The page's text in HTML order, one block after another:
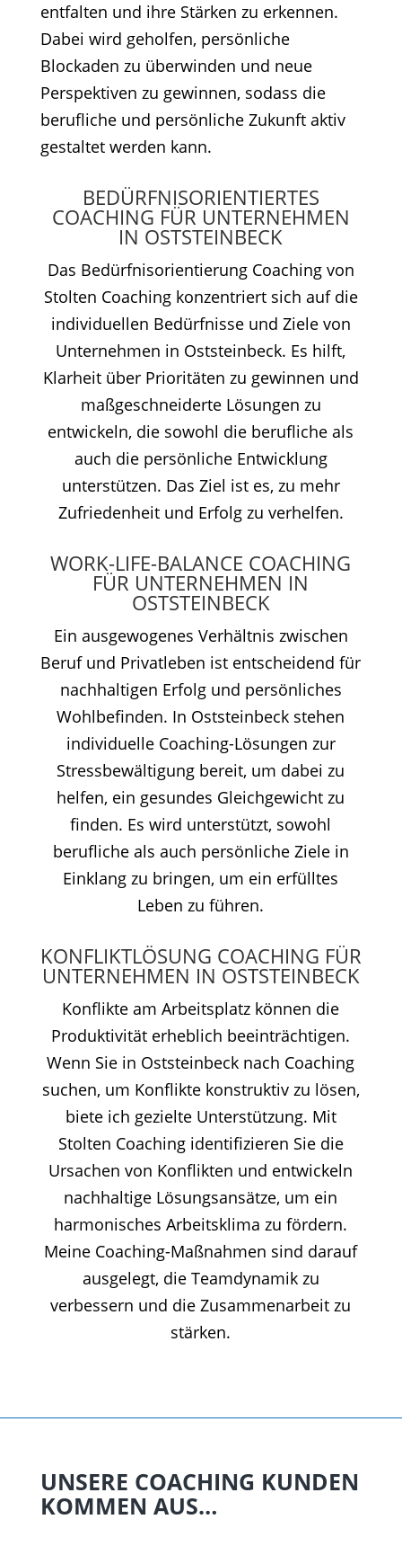
entfalten und ihre Stärken zu erkennen.
Dabei wird geholfen, persönliche
Blockaden zu überwinden und neue
Perspektiven zu gewinnen, sodass die
berufliche und persönliche Zukunft aktiv
gestaltet werden kann.
BEDÜRFNISORIENTIERTES
COACHING FÜR UNTERNEHMEN
IN OSTSTEINBECK
Das Bedürfnisorientierung Coaching von
Stolten Coaching konzentriert sich auf die
individuellen Bedürfnisse und Ziele von
Unternehmen in Oststeinbeck. Es hilft,
Klarheit über Prioritäten zu gewinnen und
maßgeschneiderte Lösungen zu
entwickeln, die sowohl die berufliche als
auch die persönliche Entwicklung
unterstützen. Das Ziel ist es, zu mehr
Zufriedenheit und Erfolg zu verhelfen.
WORK-LIFE-BALANCE COACHING
FÜR UNTERNEHMEN IN
OSTSTEINBECK
Ein ausgewogenes Verhältnis zwischen
Beruf und Privatleben ist entscheidend für
nachhaltigen Erfolg und persönliches
Wohlbefinden. In Oststeinbeck stehen
individuelle Coaching-Lösungen zur
Stressbewältigung bereit, um dabei zu
helfen, ein gesundes Gleichgewicht zu
finden. Es wird unterstützt, sowohl
berufliche als auch persönliche Ziele in
Einklang zu bringen, um ein erfülltes
Leben zu führen.
KONFLIKTLÖSUNG COACHING FÜR
UNTERNEHMEN IN OSTSTEINBECK
Konflikte am Arbeitsplatz können die
Produktivität erheblich beeinträchtigen.
Wenn Sie in Oststeinbeck nach Coaching
suchen, um Konflikte konstruktiv zu lösen,
biete ich gezielte Unterstützung. Mit
Stolten Coaching identifizieren Sie die
Ursachen von Konflikten und entwickeln
nachhaltige Lösungsansätze, um ein
harmonisches Arbeitsklima zu fördern.
Meine Coaching-Maßnahmen sind darauf
ausgelegt, die Teamdynamik zu
verbessern und die Zusammenarbeit zu
stärken.
UNSERE COACHING KUNDEN
KOMMEN AUS…